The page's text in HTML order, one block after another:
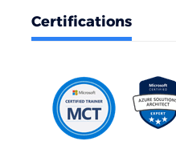
Certifications